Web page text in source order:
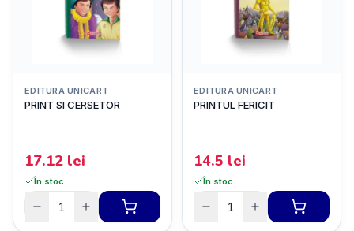
EDITURA UNICART
PRINT SI CERSETOR
17.12 lei
În stoc
EDITURA UNICART
PRINTUL FERICIT
14.5 lei
În stoc